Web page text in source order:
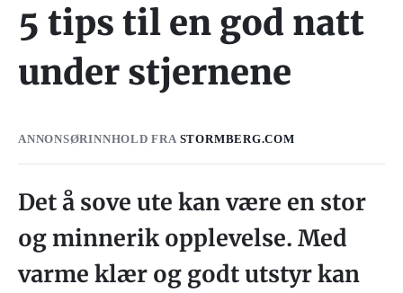
5 tips til en god natt
under stjernene
ANNONSØRINNHOLD FRA STORMBERG.COM
Det å sove ute kan være en stor
og minnerik opplevelse. Med
varme klær og godt utstyr kan